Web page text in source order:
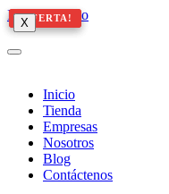
Ir al contenido
Inicio
Tienda
Empresas
Nosotros
Blog
Contáctenos
X
X
X
¡OFERTA!
¡OFERTA!
¡OFERTA!